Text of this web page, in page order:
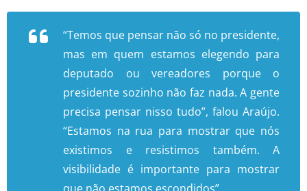
“Temos que pensar não só no presidente,
mas em quem estamos elegendo para
deputado ou vereadores porque o
presidente sozinho não faz nada. A gente
precisa pensar nisso tudo”, falou Araújo.
“Estamos na rua para mostrar que nós
existimos e resistimos também. A
visibilidade é importante para mostrar